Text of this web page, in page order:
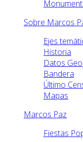
Sobre Marcos
Ejes
Historia
Datos
Bandera
Último
Mapas
Marcos Paz
Fiestas